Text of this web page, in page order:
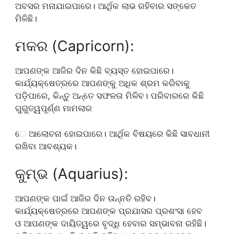
ଅବସର ମନାଯାଇପାରେ। ଆର୍ଥିକ ଲାଭ ରହିବାର ସଙ୍କେତ
ମିଳିଛି।
ମକର (Capricorn):
ଆପଣଙ୍କ ଆଜିର ଦିନ କିଛି ବ୍ୟସ୍ତ ହୋଇପାରେ।
କାର୍ଯ୍ୟକ୍ଷେତ୍ରରେ ଆପଣଙ୍କୁ ଅଧିକ ଶ୍ରମ କରିବାକୁ
ପଡ଼ିପାରେ, କିନ୍ତୁ ଅନ୍ତେ ସଫଳତା ମିଳିବ। ପରିବାରରେ କିଛି
ଗୁରୁତ୍ୱପୂର୍ଣ୍ଣ ମାମଲାର
େ ଆଲୋଚନା ହୋଇପାରେ। ଆର୍ଥିକ ବିଷୟରେ କିଛି ସାବଧାନୀ
ରଖିବା ଆବଶ୍ୟକ।
କୁମ୍ଭ (Aquarius):
ଆପଣଙ୍କ ପାଇଁ ଆଜିର ଦିନ ଉନ୍ନତି ରହିବ।
କାର୍ଯ୍ୟକ୍ଷେତ୍ରରେ ଆପଣଙ୍କ ପ୍ରଯାସର ପ୍ରଶଂସା ହେବ
ଓ ଆପଣଙ୍କ ଦାୟିତ୍ୱରେ ବୃଦ୍ଧି ହେବାର ସମ୍ଭାବନା ରହିଛି।